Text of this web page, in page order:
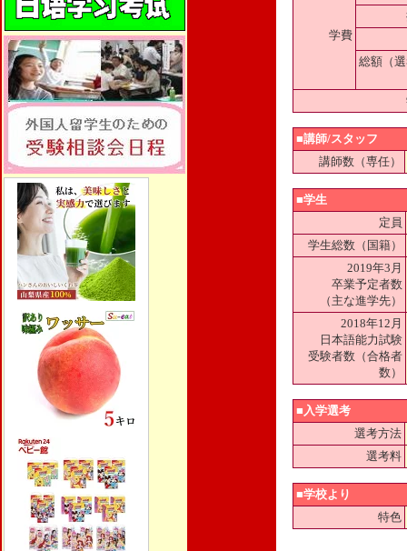
学費
総額（
■講師/スタッフ
講師数（専任）
■学生
定員
学生総数（国籍）
2019年3月
卒業予定者数
（主な進学先）
2018年12月
日本語能力試験
受験者数（合格者
数）
■入学選考
選考方法
選考料
■学校より
特色